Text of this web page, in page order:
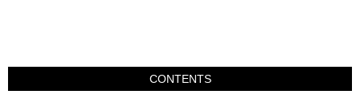
CONTENTS